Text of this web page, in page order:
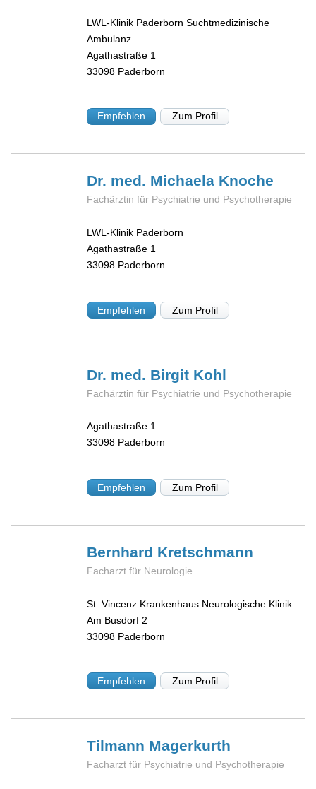
LWL-Klinik Paderborn Suchtmedizinische
Ambulanz
Agathastraße 1
33098 Paderborn
Empfehlen Zum Profil
Dr. med. Michaela Knoche
Fachärztin für Psychiatrie und Psychotherapie
LWL-Klinik Paderborn
Agathastraße 1
33098 Paderborn
Empfehlen Zum Profil
Dr. med. Birgit Kohl
Fachärztin für Psychiatrie und Psychotherapie
Agathastraße 1
33098 Paderborn
Empfehlen Zum Profil
Bernhard Kretschmann
Facharzt für Neurologie
St. Vincenz Krankenhaus Neurologische Klinik
Am Busdorf 2
33098 Paderborn
Empfehlen Zum Profil
Tilmann Magerkurth
Facharzt für Psychiatrie und Psychotherapie